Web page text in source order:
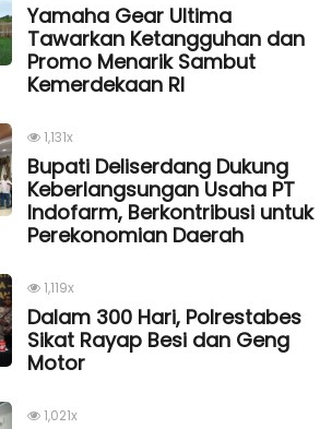
Yamaha Gear Ultima
Tawarkan Ketangguhan dan
Promo Menarik Sambut
Kemerdekaan Rl
1,131x
Bupati Deliserdang Dukung
Keberlangsungan Usaha PT
Indofarm, Berkontribusi untuk
Perekonomian Daerah
1,119x
Dalam 300 Hari, Polrestabes
Sikat Rayap Besi dan Geng
Motor
1,021x